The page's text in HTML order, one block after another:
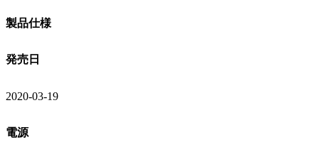
製品仕様
発売日
2020-03-19
電源